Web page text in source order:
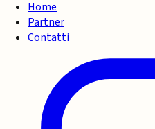
Home
Partner
Contatti